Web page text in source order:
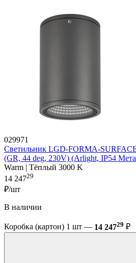
029971
Светильник LGD-FORMA-
(GR, 44 deg, 230V) (Arlight, IP54
Warm | Тёплый 3000 K
14 24729
₽/шт
В наличии
Коробка (картон) 1 шт — 14 24729 ₽